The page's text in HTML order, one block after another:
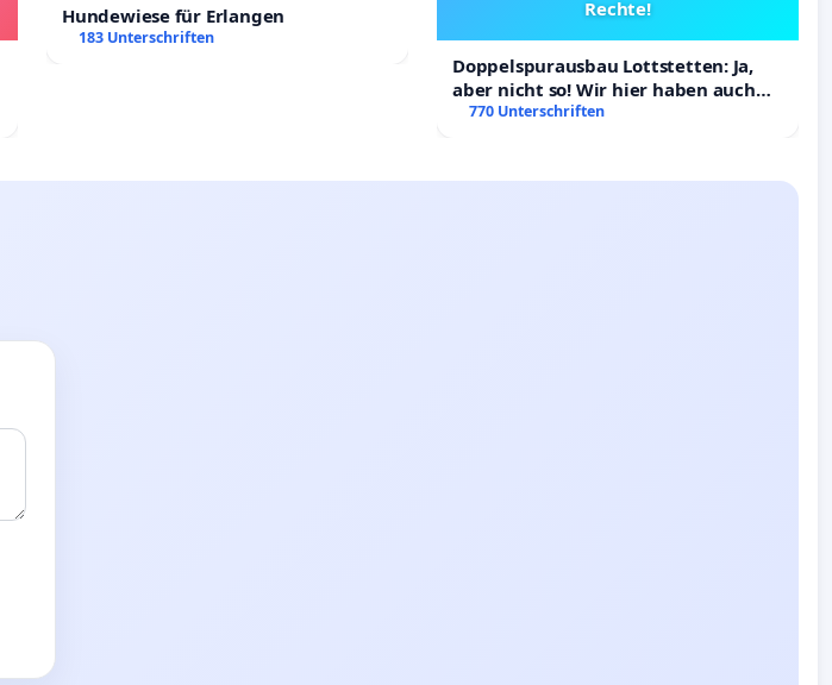
Hundewiese für Erlangen
183 Unterschriften
Rechte!
Doppelspurausbau Lottstetten: Ja,
aber nicht so! Wir hier haben auch
Rechte!
770 Unterschriften